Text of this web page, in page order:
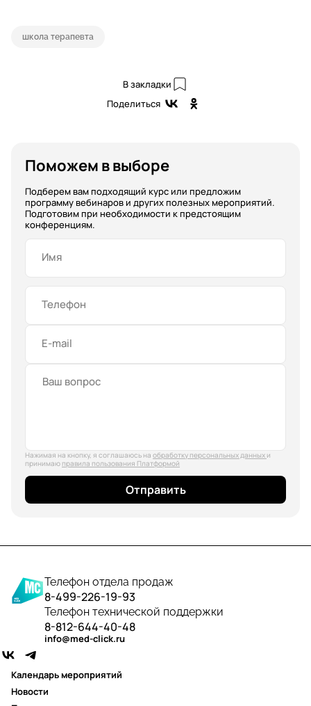
школа терапевта
В закладки
Поделиться
Поможем в выборе
Подберем вам подходящий курс или предложим
программу вебинаров и других полезных мероприятий.
Подготовим при необходимости к предстоящим
конференциям.
Имя
Телефон
E-mail
Нажимая на кнопку, я соглашаюсь на обработку персональных данных и
принимаю правила пользования Платформой
Отправить
Телефон отдела продаж
8-499-226-19-93
Телефон технической поддержки
8-812-644-40-48
info@med-click.ru
Календарь мероприятий
Новости